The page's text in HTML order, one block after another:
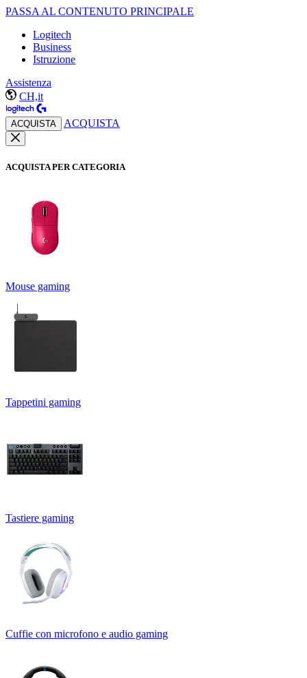
PASSA AL CONTENUTO PRINCIPALE
Logitech
Business
Istruzione
Assistenza
CH,it
ACQUISTA ACQUISTA
ACQUISTA PER CATEGORIA
Mouse gaming
Tappetini gaming
Tastiere gaming
Cuffie con microfono e audio gaming